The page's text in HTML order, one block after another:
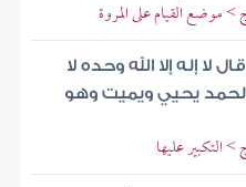
موضع القيام على المروة
لا إله إلا الله وحده لا
يحيي ويميت وهو
عليها